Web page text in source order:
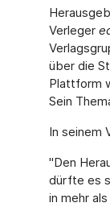
Verleger
über die
Plattform
Sein
In seinem
"Den
dürfte es
in mehr